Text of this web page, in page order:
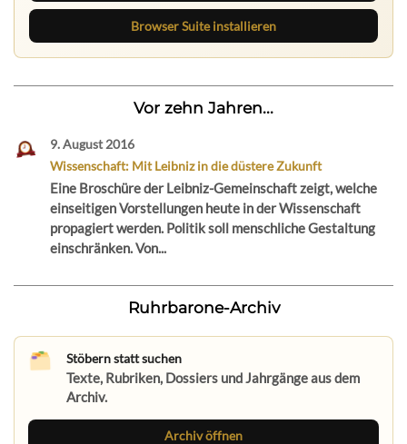
Browser Suite installieren
Vor zehn Jahren...
9. August 2016
Wissenschaft: Mit Leibniz in die düstere Zukunft
Eine Broschüre der Leibniz-Gemeinschaft zeigt, welche
einseitigen Vorstellungen heute in der Wissenschaft
propagiert werden. Politik soll menschliche Gestaltung
einschränken. Von...
Ruhrbarone-Archiv
Stöbern statt suchen
Texte, Rubriken, Dossiers und Jahrgänge aus dem
Archiv.
Archiv öffnen